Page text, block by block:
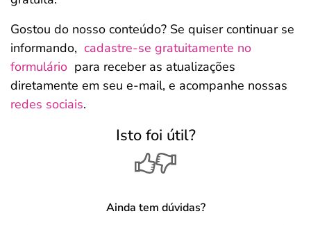
Gostou do nosso conteúdo? Se quiser continuar se
informando, cadastre-se gratuitamente no
formulário para receber as atualizações
diretamente em seu e-mail, e acompanhe nossas
redes sociais.
Isto foi útil?
Ainda tem dúvidas?